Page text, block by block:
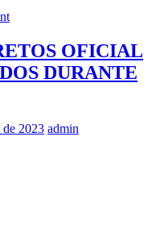
OFICIAL
DURANTE
de 2023 admin